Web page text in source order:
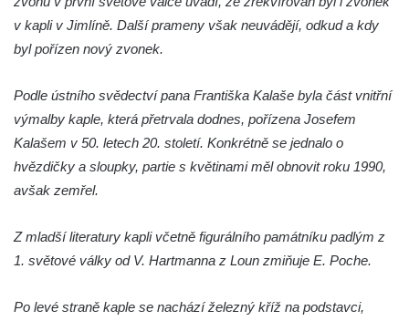
Kaifáše (U Děvečky)
Křížová cesta Římov – XIII. kaple – U
Annáše (U Kaifáše)
Křížová cesta Římov – XII. kaple – Vodní
brána
Křížová cesta Římov – XI. kaple – Ježíš
haněn a tupen
Křížová cesta Římov – X. kaple – U
Křížová cesta Římov – IX. kaple – U
chromého žida
v kapli v Jimlíně. Další prameny však neuvádějí, odkud a kdy
byl pořízen nový zvonek.
Podle ústního svědectví pana Františka Kalaše byla část vnitřní
výmalby kaple, která přetrvala dodnes, pořízena Josefem
Kalašem v 50. letech 20. století. Konkrétně se jednalo o
hvězdičky a sloupky, partie s květinami měl obnovit roku 1990,
avšak zemřel.
Z mladší literatury kapli včetně figurálního památníku padlým z
1. světové války od V. Hartmanna z Loun zmiňuje E. Poche.
Po levé straně kaple se nachází železný kříž na podstavci,